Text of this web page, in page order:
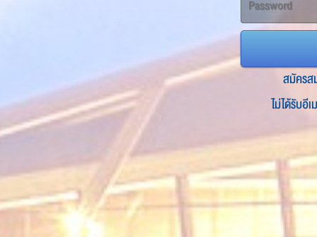
สมัครส
ไม่ได้รับอี